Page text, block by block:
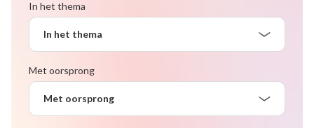
In het thema
In het thema
Met oorsprong
Met oorsprong